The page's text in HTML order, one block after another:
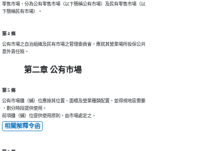
零售市場，分為公有零售市場（以下簡稱公有市場）及民有零售市場（以
下簡稱民有市場）。
第 4 條
公有市場之自治組織及民有市場之管理委員會，應就其營業場所投保公共
意外責任險。
第二章 公有市場
第 5 條
公有市場攤（鋪）位應按其位置、面積及營業種類配置，並得視地區需要
，劃分時段提供使用。
前項攤（鋪）位提供使用原則，由市場處定之。
相關解釋令函